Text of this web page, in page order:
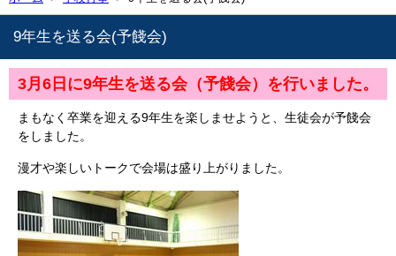
9年生を送る会(予餞会)
3月6日に9年生を送る会（予餞会）を行いました。
まもなく卒業を迎える9年生を楽しませようと、生徒会が予餞会
をしました。
漫才や楽しいトークで会場は盛り上がりました。